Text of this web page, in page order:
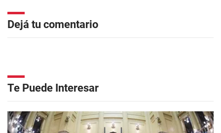
Dejá tu comentario
Te Puede Interesar